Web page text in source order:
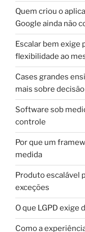
Quem criou o
Google ainda não
Escalar bem exige
flexibilidade ao
Cases grandes
mais sobre decisão
Software sob
controle
Por que um
medida
Produto escalável
exceções
O que LGPD exige
Como a